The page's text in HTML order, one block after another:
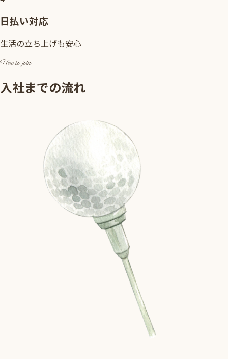
日払い対応
生活の立ち上げも安心
How to join
入社までの流れ